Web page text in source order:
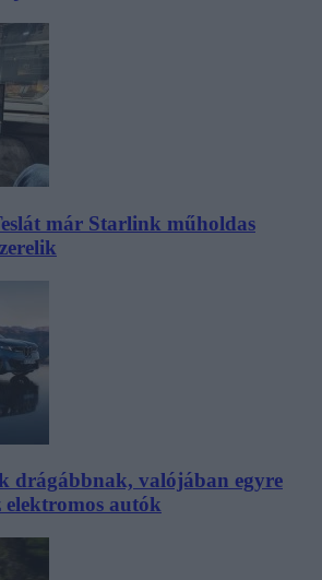
már Starlink műholdas
drágábbnak, valójában egyre
elektromos autók